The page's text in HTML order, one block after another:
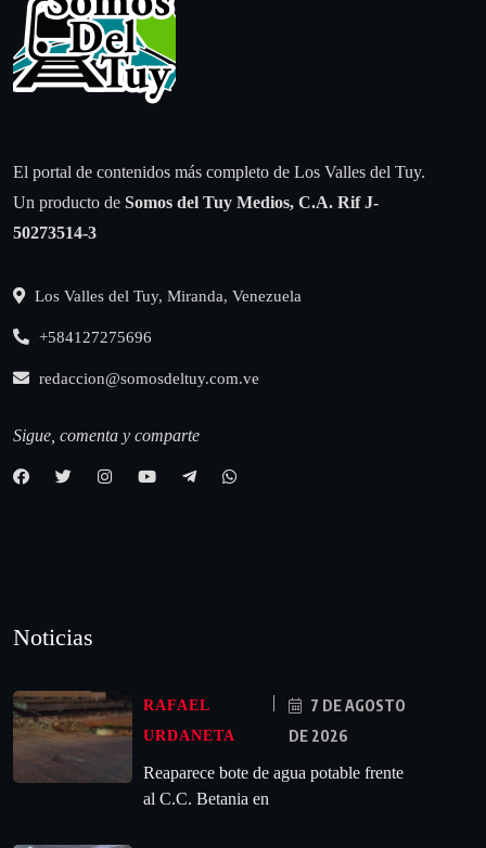
El portal de contenidos más completo de Los Valles del Tuy.
Un producto de Somos del Tuy Medios, C.A. Rif J-
50273514-3
Los Valles del Tuy, Miranda, Venezuela
+584127275696
redaccion@somosdeltuy.com.ve
Sigue, comenta y comparte
Noticias
RAFAEL
URDANETA
7 DE AGOSTO
DE 2026
Reaparece bote de agua potable frente
al C.C. Betania en